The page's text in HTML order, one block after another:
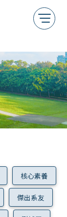
核心素養
傑出系友